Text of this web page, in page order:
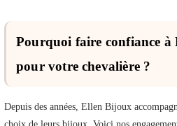
Pourquoi faire confiance à
pour votre chevalière ?
Depuis des années, Ellen Bijoux